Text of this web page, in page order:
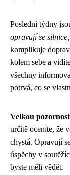
Poslední týdny
opravují se
komplikuje
kolem sebe a
všechny
potrvá, co se
Velkou
určitě oceníte, že
chystá. Opravují
úspěchy v
byste měli vědět.